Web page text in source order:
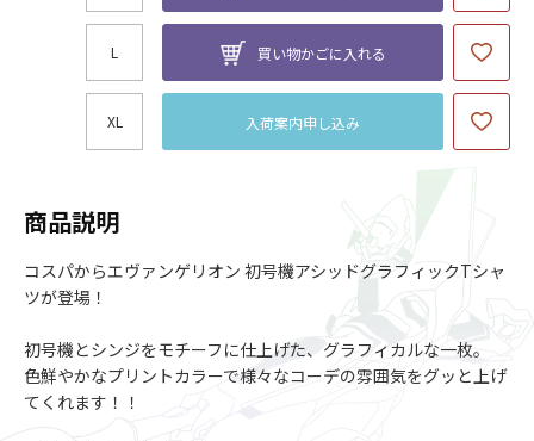
L 買い物かごに入れる
XL 入荷案内申し込み
商品説明
コスパからエヴァンゲリオン 初号機アシッドグラフィックTシャ
ツが登場！
初号機とシンジをモチーフに仕上げた、グラフィカルな一枚。
色鮮やかなプリントカラーで様々なコーデの雰囲気をグッと上げ
てくれます！！